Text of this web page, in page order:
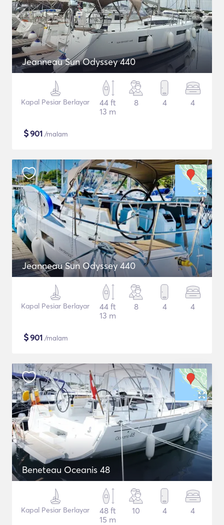
Jeanneau Sun Odyssey 440
Kapal Pesiar Berlayar
44 ft
13 m
8 4 4
$901 /malam
Jeanneau Sun Odyssey 440
Kapal Pesiar Berlayar
44 ft
13 m
8 4 4
$901 /malam
Beneteau Oceanis 48
Kapal Pesiar Berlayar
48 ft
15 m
10 4 4